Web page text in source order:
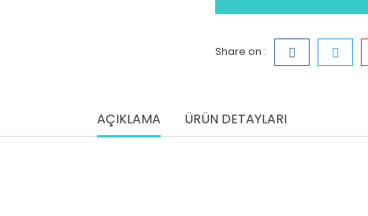
Share on :
AÇIKLAMA ÜRÜN DETAYLARI